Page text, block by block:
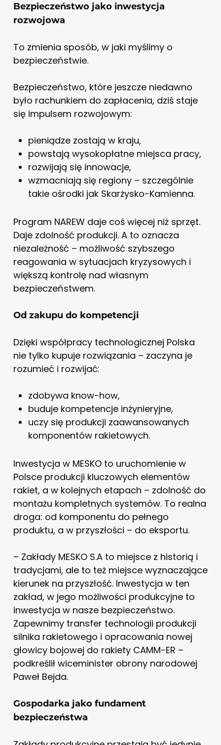
Bezpieczeństwo jako inwestycja
rozwojowa
To zmienia sposób, w jaki myślimy o
bezpieczeństwie.
Bezpieczeństwo, które jeszcze niedawno
było rachunkiem do zapłacenia, dziś staje
się impulsem rozwojowym:
pieniądze zostają w kraju,
powstają wysokopłatne miejsca pracy,
rozwijają się innowacje,
wzmacniają się regiony – szczególnie
takie ośrodki jak Skarżysko-Kamienna.
Program NAREW daje coś więcej niż sprzęt.
Daje zdolność produkcji. A to oznacza
niezależność – możliwość szybszego
reagowania w sytuacjach kryzysowych i
większą kontrolę nad własnym
bezpieczeństwem.
Od zakupu do kompetencji
Dzięki współpracy technologicznej Polska
nie tylko kupuje rozwiązania – zaczyna je
rozumieć i rozwijać:
zdobywa know-how,
buduje kompetencje inżynieryjne,
uczy się produkcji zaawansowanych
komponentów rakietowych.
Inwestycja w MESKO to uruchomienie w
Polsce produkcji kluczowych elementów
rakiet, a w kolejnych etapach – zdolność do
montażu kompletnych systemów. To realna
droga: od komponentu do pełnego
produktu, a w przyszłości – do eksportu.
– Zakłady MESKO S.A to miejsce z historią i
tradycjami, ale to też miejsce wyznaczające
kierunek na przyszłość. Inwestycja w ten
zakład, w jego możliwości produkcyjne to
inwestycja w nasze bezpieczeństwo.
Zapewnimy transfer technologii produkcji
silnika rakietowego i opracowania nowej
głowicy bojowej do rakiety CAMM-ER –
podkreślił wiceminister obrony narodowej
Paweł Bejda.
Gospodarka jako fundament
bezpieczeństwa